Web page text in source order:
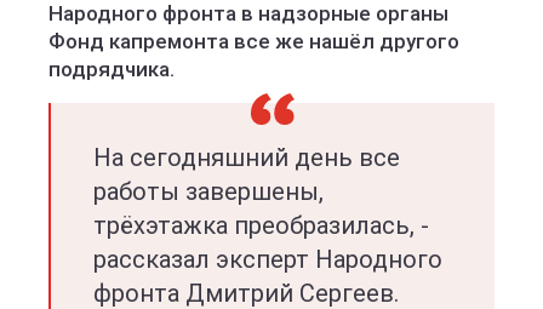
Народного фронта в надзорные органы
Фонд капремонта все же нашёл другого
подрядчика.
На сегодняшний день все
работы завершены,
трёхэтажка преобразилась, -
рассказал эксперт Народного
фронта Дмитрий Сергеев.